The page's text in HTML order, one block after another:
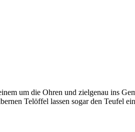
um die Ohren und zielgenau ins
Telöffel lassen sogar den Teufel